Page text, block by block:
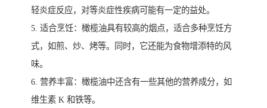
轻炎症反应，对等炎症性疾病可能有一定的益处。
5. 适合烹饪：橄榄油具有较高的烟点，适合多种烹饪方
式，如煎、炒、烤等。同时，它还能为食物增添特的风
味。
6. 营养丰富：橄榄油中还含有一些其他的营养成分，如
维生素 K 和铁等。